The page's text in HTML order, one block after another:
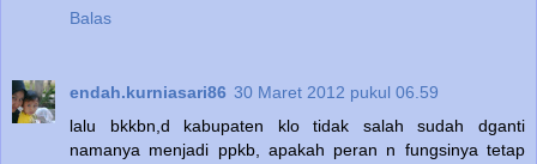
Balas
endah.kurniasari86 30 Maret 2012 pukul 06.59
lalu bkkbn,d kabupaten klo tidak salah sudah dganti
namanya menjadi ppkb, apakah peran n fungsinya tetap